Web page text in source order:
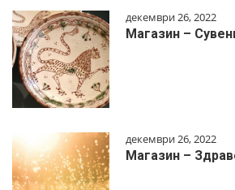
декември 26, 2022
Магазин –
декември 26, 2022
Магазин –